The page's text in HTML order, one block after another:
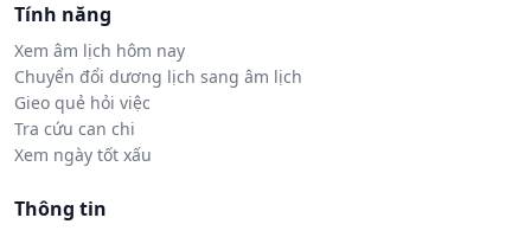
Tính năng
Xem âm lịch hôm nay
Chuyển đổi dương lịch sang âm lịch
Gieo quẻ hỏi việc
Tra cứu can chi
Xem ngày tốt xấu
Thông tin